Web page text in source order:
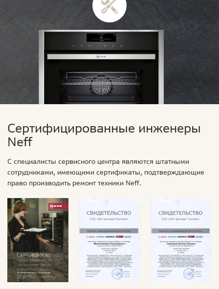
Сертифицированные инженеры
Neff
С специалисты сервисного центра являются штатными
сотрудниками, имеющими сертификаты, подтверждающие
право производить ремонт техники Neff.